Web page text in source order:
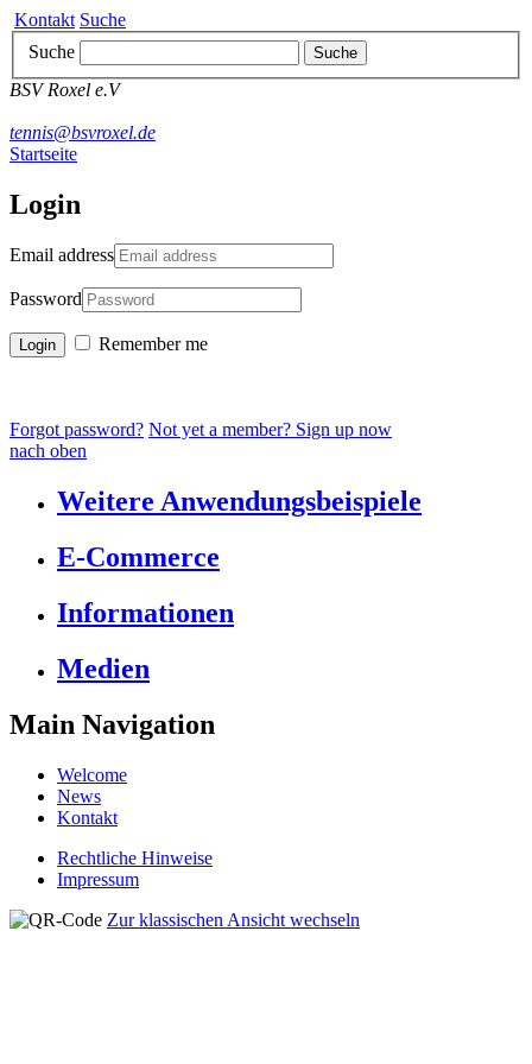
Kontakt Suche
Suche
Suche
BSV Roxel e.V
tennis@bsvroxel.de
Startseite
Login
Email address
Password
Remember me
Forgot password? Not yet a member? Sign up now
nach oben
Weitere Anwendungsbeispiele
E-Commerce
Informationen
Medien
Main Navigation
Welcome
News
Kontakt
Rechtliche Hinweise
Impressum
Zur klassischen Ansicht wechseln